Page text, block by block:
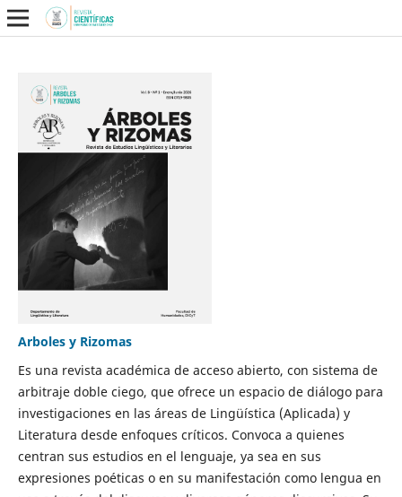
Arboles y Rizomas
Es una revista académica de acceso abierto, con sistema de
arbitraje doble ciego, que ofrece un espacio de diálogo para
investigaciones en las áreas de Lingüística (Aplicada) y
Literatura desde enfoques críticos. Convoca a quienes
centran sus estudios en el lenguaje, ya sea en sus
expresiones poéticas o en su manifestación como lengua en